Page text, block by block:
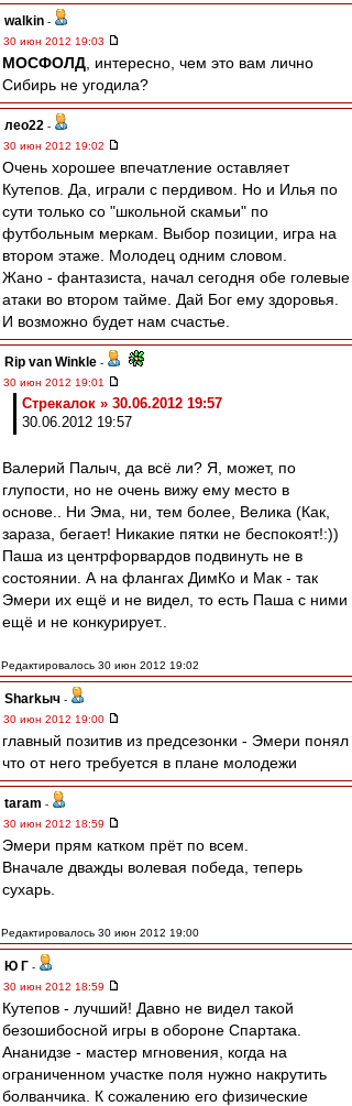
walkin -
30 июн 2012 19:03
МОСФОЛД , интересно, чем это вам лично
Сибирь не угодила?
лео22 -
30 июн 2012 19:02
Очень хорошее впечатление оставляет
Кутепов. Да, играли с пердивом. Но и Илья по
сути только со "школьной скамьи" по
футбольным меркам. Выбор позиции, игра на
втором этаже. Молодец одним словом.
Жано - фантазиста, начал сегодня обе голевые
атаки во втором тайме. Дай Бог ему здоровья.
И возможно будет нам счастье.
Rip van Winkle -
30 июн 2012 19:01
Стрекалок » 30.06.2012 19:57
30.06.2012 19:57
Валерий Палыч, да всё ли? Я, может, по
глупости, но не очень вижу ему место в
основе.. Ни Эма, ни, тем более, Велика (Как,
зараза, бегает! Никакие пятки не беспокоят!:))
Паша из центрфорвардов подвинуть не в
состоянии. А на флангах ДимКо и Мак - так
Эмери их ещё и не видел, то есть Паша с ними
ещё и не конкурирует..
Редактировалось 30 июн 2012 19:02
Sharkыч -
30 июн 2012 19:00
главный позитив из предсезонки - Эмери понял
что от него требуется в плане молодежи
taram -
30 июн 2012 18:59
Эмери прям катком прёт по всем.
Вначале дважды волевая победа, теперь
сухарь.
Редактировалось 30 июн 2012 19:00
Ю Г -
30 июн 2012 18:59
Кутепов - лучший! Давно не видел такой
безошибосной игры в обороне Спартака.
Ананидзе - мастер мгновения, когда на
ограниченном участке поля нужно накрутить
болванчика. К сожалению его физические